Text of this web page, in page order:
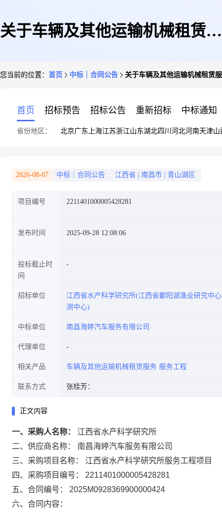
关于车辆及其他运输机械租赁服
您当前的位置： 首页 中标｜合同公告 关于车辆及其他运输机械租赁
首页 招标预告 招标公告 重新招标 中标通知
省份地区： 北京广东 上海江苏浙江山东湖北四川 河北河南天津山
2026-08-07 中标｜合同公告 江西省 南昌市 青山湖区
项目编号 2211401000005428281
发布时间 2025-09-28 12:08:06
投标截止时
间
招标单位
江西省水产科学研究所(江西省鄱阳湖渔业研究中
测中心)
中标单位 南昌海婷汽车服务有限公司
代理单位
相关产品 车辆及其他运输机械租赁服务 服务工程
联系方式 张桂芳：
正文内容
一、采购人名称：
江西省水产科学研究所
二、供应商名称：
南昌海婷汽车服务有限公司
三、采购项目名称：
江西省水产科学研究所服务工程项目
四、采购项目编号：
2211401000005428281
五、合同编号：
2025M0928369900000424
六、合同内容：